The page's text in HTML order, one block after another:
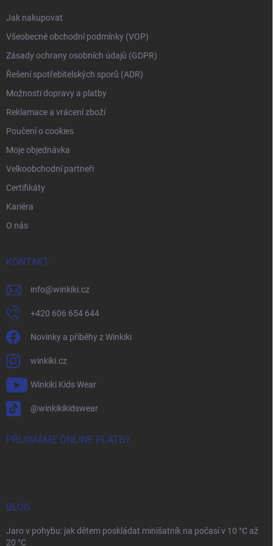
Jak nakupovat
Všeobecné obchodní podmínky (VOP)
Zásady ochrany osobních údajů (GDPR)
Řešení spotřebitelských sporů (ADR)
Možnosti dopravy a platby
Reklamace a vrácení zboží
Poučení o cookies
Moje objednávka
Velkoobchodní partneři
Certifikáty
Kariéra
O nás
KONTAKT
info@winkiki.cz
+420 606 654 644
Novinky a příběhy z Winkiki
winkiki.cz
Winkiki Kids Wear
@winkikikidswear
PŘIJÍMÁME ONLINE PLATBY
BLOG
Jaro v pohybu: jak dětem poskládat minišatník na počasí v 10 °C až
20 °C